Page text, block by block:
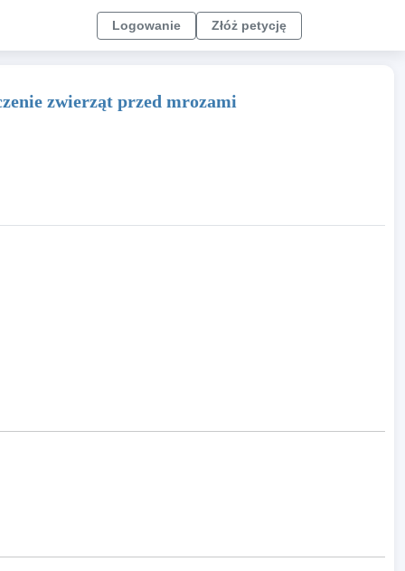
Logowanie Złóż petycję
zwierząt przed mrozami